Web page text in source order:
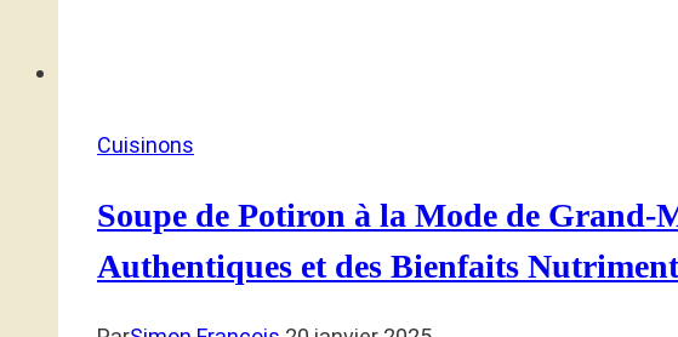
Cuisinons
Soupe de Potiron à la Mode de Grand-
Authentiques et des Bienfaits